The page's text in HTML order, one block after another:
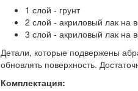
1 слой - грунт
2 слой - акриловый лак на
3 слой - акриловый лак на
Детали, которые подвержены
обновлять поверхность.
Комплектация: